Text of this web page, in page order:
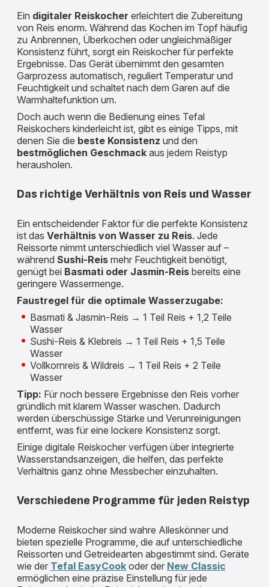
Ein digitaler Reiskocher erleichtert die Zubereitung
von Reis enorm. Während das Kochen im Topf häufig
zu Anbrennen, Überkochen oder ungleichmäßiger
Konsistenz führt, sorgt ein Reiskocher für perfekte
Ergebnisse. Das Gerät übernimmt den gesamten
Garprozess automatisch, reguliert Temperatur und
Feuchtigkeit und schaltet nach dem Garen auf die
Warmhaltefunktion um.
Doch auch wenn die Bedienung eines Tefal
Reiskochers kinderleicht ist, gibt es einige Tipps, mit
denen Sie die beste Konsistenz und den
bestmöglichen Geschmack aus jedem Reistyp
herausholen.
Das richtige Verhältnis von Reis und Wasser
Ein entscheidender Faktor für die perfekte Konsistenz
ist das Verhältnis von Wasser zu Reis. Jede
Reissorte nimmt unterschiedlich viel Wasser auf –
während Sushi-Reis mehr Feuchtigkeit benötigt,
genügt bei Basmati oder Jasmin-Reis bereits eine
geringere Wassermenge.
Faustregel für die optimale Wasserzugabe:
Basmati & Jasmin-Reis → 1 Teil Reis + 1,2 Teile
Wasser
Sushi-Reis & Klebreis → 1 Teil Reis + 1,5 Teile
Wasser
Vollkornreis & Wildreis → 1 Teil Reis + 2 Teile
Wasser
Tipp: Für noch bessere Ergebnisse den Reis vorher
gründlich mit klarem Wasser waschen. Dadurch
werden überschüssige Stärke und Verunreinigungen
entfernt, was für eine lockere Konsistenz sorgt.
Einige digitale Reiskocher verfügen über integrierte
Wasserstandsanzeigen, die helfen, das perfekte
Verhältnis ganz ohne Messbecher einzuhalten.
Verschiedene Programme für jeden Reistyp
Moderne Reiskocher sind wahre Alleskönner und
bieten spezielle Programme, die auf unterschiedliche
Reissorten und Getreidearten abgestimmt sind. Geräte
wie der Tefal EasyCook oder der New Classic
ermöglichen eine präzise Einstellung für jede